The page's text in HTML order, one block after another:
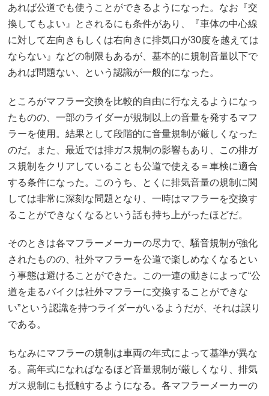
あれば公道でも使うことができるようになった。なお『交
換してもよい』とされるにも条件があり、『車体の中心線
に対して左向きもしくは右向きに排気口が30度を越えては
ならない』などの制限もあるが、基本的に規制音量以下で
あれば問題ない、という認識が一般的になった。
ところがマフラー交換を比較的自由に行なえるようになっ
たものの、一部のライダーが規制以上の音量を発するマフ
ラーを使用。結果として段階的に音量規制が厳しくなった
のだ。また、最近では排ガス規制の影響もあり、この排ガ
ス規制をクリアしていることも公道で使える＝車検に適合
する条件になった。このうち、とくに排気音量の規制に関
しては非常に深刻な問題となり、一時はマフラーを交換す
ることができなくなるという話も持ち上がったほどだ。
そのときは各マフラーメーカーの尽力で、騒音規制が強化
されたものの、社外マフラーを公道で楽しめなくなるとい
う事態は避けることができた。この一連の動きによって“公
道を走るバイクは社外マフラーに交換することができな
い”という認識を持つライダーがいるようだが、それは誤り
である。
ちなみにマフラーの規制は車両の年式によって基準が異な
る。高年式になればなるほど音量規制が厳しくなり、排気
ガス規制にも抵触するようになる。各マフラーメーカーの